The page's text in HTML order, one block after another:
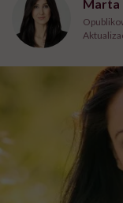
Marta